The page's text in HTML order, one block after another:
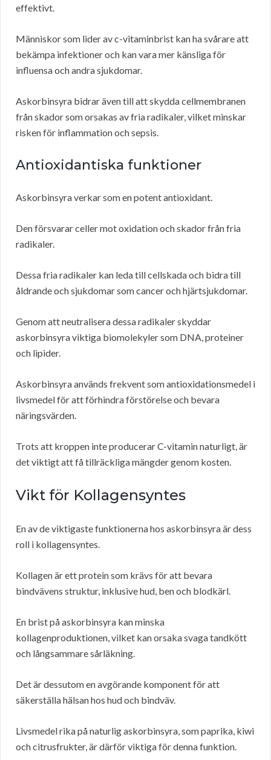
effektivt.
Människor som lider av c-vitaminbrist kan ha svårare att
bekämpa infektioner och kan vara mer känsliga för
influensa och andra sjukdomar.
Askorbinsyra bidrar även till att skydda cellmembranen
från skador som orsakas av fria radikaler, vilket minskar
risken för inflammation och sepsis.
Antioxidantiska funktioner
Askorbinsyra verkar som en potent antioxidant.
Den försvarar celler mot oxidation och skador från fria
radikaler.
Dessa fria radikaler kan leda till cellskada och bidra till
åldrande och sjukdomar som cancer och hjärtsjukdomar.
Genom att neutralisera dessa radikaler skyddar
askorbinsyra viktiga biomolekyler som DNA, proteiner
och lipider.
Askorbinsyra används frekvent som antioxidationsmedel i
livsmedel för att förhindra förstörelse och bevara
näringsvärden.
Trots att kroppen inte producerar C-vitamin naturligt, är
det viktigt att få tillräckliga mängder genom kosten.
Vikt för Kollagensyntes
En av de viktigaste funktionerna hos askorbinsyra är dess
roll i kollagensyntes.
Kollagen är ett protein som krävs för att bevara
bindvävens struktur, inklusive hud, ben och blodkärl.
En brist på askorbinsyra kan minska
kollagenproduktionen, vilket kan orsaka svaga tandkött
och långsammare sårläkning.
Det är dessutom en avgörande komponent för att
säkerställa hälsan hos hud och bindväv.
Livsmedel rika på naturlig askorbinsyra, som paprika, kiwi
och citrusfrukter, är därför viktiga för denna funktion.